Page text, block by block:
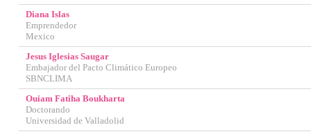
Diana Islas
Emprendedor
Mexico
Jesus Iglesias Saugar
Embajador del Pacto Climático Europeo
SBNCLIMA
Ouiam Fatiha Boukharta
Doctorando
Universidad de Valladolid